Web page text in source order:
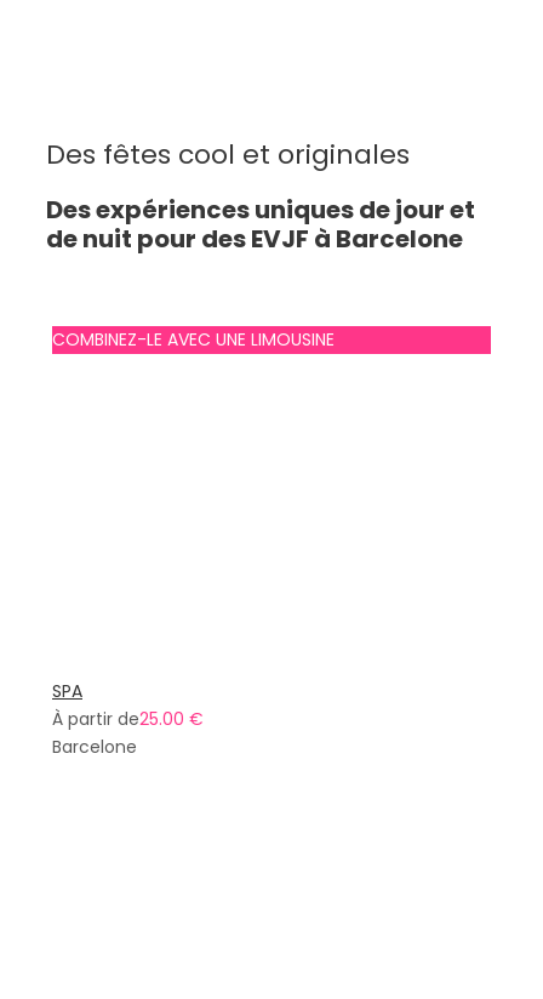
Des fêtes cool et originales
Des expériences uniques de jour et
de nuit pour des EVJF à Barcelone
COMBINEZ-LE AVEC UNE LIMOUSINE
SPA
À partir de25.00 €
Barcelone